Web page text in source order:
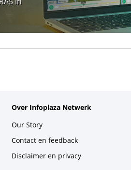
Over Infoplaza Netwerk
Our Story
Contact en feedback
Disclaimer en privacy